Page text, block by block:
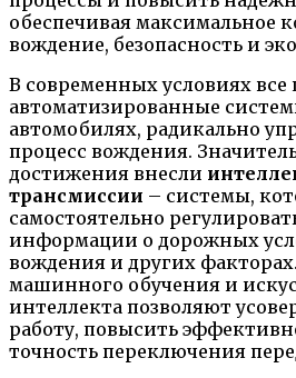
обеспечивая максимальное
вождение, безопасность и
В современных условиях
автоматизированные
автомобилях, радикально
процесс вождения.
достижения внесли
трансмиссии – системы,
самостоятельно
информации о дорожных
вождения и других
машинного обучения и
интеллекта позволяют
работу, повысить
точность переключения